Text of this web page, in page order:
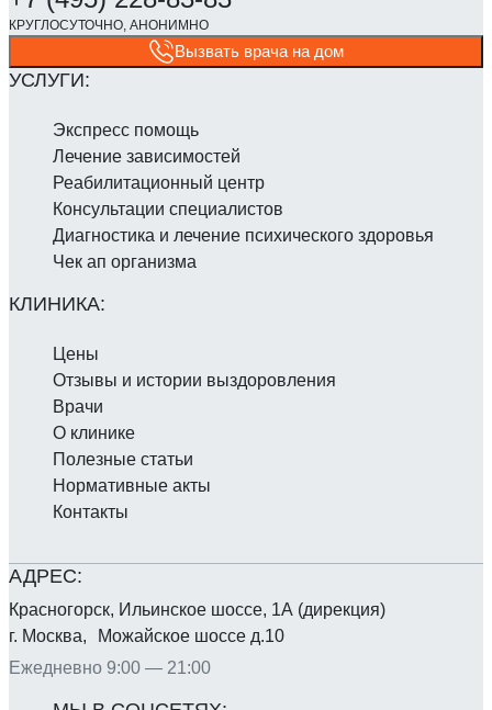
Вызвать врача на дом
Красногорск, Ильинское шоссе, 1А (дирекция)
г. Москва, Можайское шоссе д.10
Ежедневно 9:00 — 21:00
Экспресс помощь
Лечение зависимостей
Реабилитаци­онный центр
Консультации специалистов
Диагностика и лечение психического здоровья
Чек ап организма
Цены
Отзывы и истории выздоровления
Врачи
О клинике
Полезные статьи
Нормативные акты
Контакты